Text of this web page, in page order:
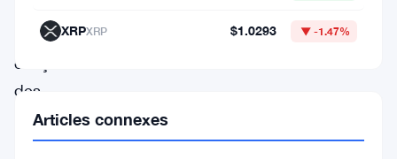
dernière,
effaçant
des
milliards
XRPXRP $1.0293 ▼ -1.47%
Articles connexes